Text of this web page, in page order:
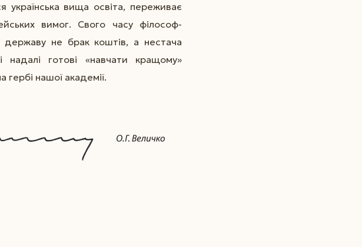
українська вища освіта, переживає
вимог. Свого часу філософ-
не брак коштів, а нестача
готові «навчати кращому»
гербі нашої академії.